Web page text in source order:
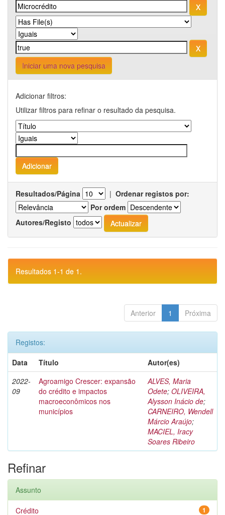
Iniciar uma nova pesquisa
Adicionar filtros:
Utilizar filtros para refinar o resultado da pesquisa.
Resultados/Página | Ordenar registos por:
Por ordem
Autores/Registo
Resultados 1-1 de 1.
Anterior 1 Próxima
Registos:
Data
Título
Autor(es)
2022-
09
Agroamigo Crescer: expansão
do crédito e impactos
macroeconômicos nos
municípios
ALVES, Maria
Odete; OLIVEIRA,
Alysson Inácio de;
CARNEIRO, Wendell
Márcio Araújo;
MACIEL, Iracy
Soares Ribeiro
Refinar
Assunto
1
Crédito